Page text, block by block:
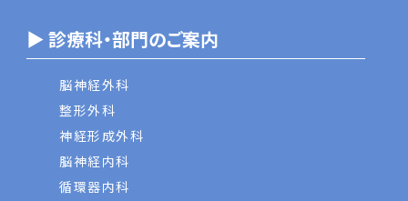
▶ 診療科・部門のご案内
脳神経外科
整形外科
神経形成外科
脳神経内科
循環器内科